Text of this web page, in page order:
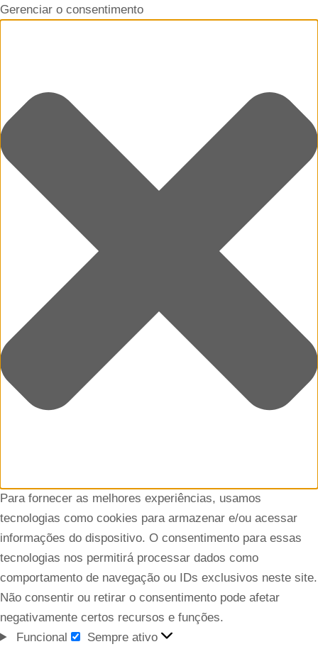
Gerenciar o consentimento
Para fornecer as melhores experiências, usamos
tecnologias como cookies para armazenar e/ou acessar
informações do dispositivo. O consentimento para essas
tecnologias nos permitirá processar dados como
comportamento de navegação ou IDs exclusivos neste site.
Não consentir ou retirar o consentimento pode afetar
negativamente certos recursos e funções.
Funcional
Sempre ativo